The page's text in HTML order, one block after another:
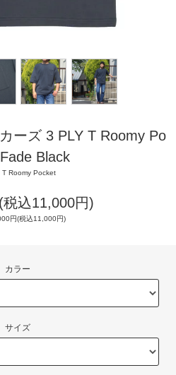
ーズ 3 PLY T Roomy Po
Black
T Roomy Pocket
込11,000円)
円(税込11,000円)
カラー
サイズ